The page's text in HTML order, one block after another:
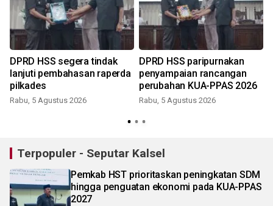
DPRD HSS segera tindak
lanjuti pembahasan raperda
pilkades
Rabu, 5 Agustus 2026
DPRD HSS paripurnakan
penyampaian rancangan
perubahan KUA-PPAS 2026
Rabu, 5 Agustus 2026
Terpopuler - Seputar Kalsel
Pemkab HST prioritaskan peningkatan SDM
hingga penguatan ekonomi pada KUA-PPAS
2027